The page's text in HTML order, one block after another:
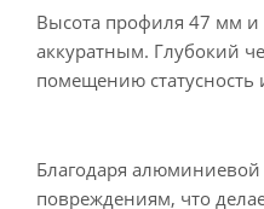
Высота профиля 47 мм и
аккуратным. Глубокий
помещению статусность
Благодаря алюминиевой
повреждениям, что